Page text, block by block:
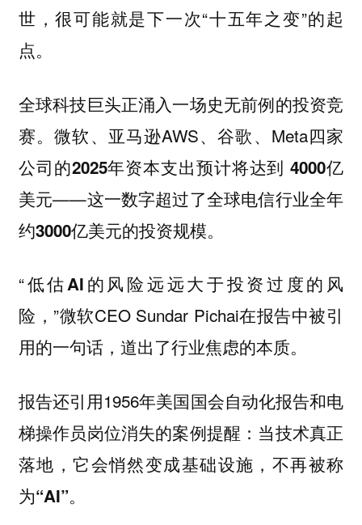
世，很可能就是下一次“十五年之变”的起
点。
全球科技巨头正涌入一场史无前例的投资竞
赛。微软、亚马逊AWS、谷歌、Meta四家
公司的2025年资本支出预计将达到 4000亿
美元——这一数字超过了全球电信行业全年
约3000亿美元的投资规模。
“低估AI的风险远远大于投资过度的风
险， ”微软CEO Sundar Pichai在报告中被引
用的一句话，道出了行业焦虑的本质。
报告还引用1956年美国国会自动化报告和电
梯操作员岗位消失的案例提醒： 当技术真正
落地，它会悄然变成基础设施，不再被称
为“AI”。